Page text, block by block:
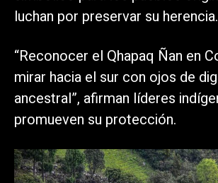
luchan por preservar su herencia.
“Reconocer el Qhapaq Ñan en
mirar hacia el sur con ojos de
ancestral”, afirman líderes
promueven su protección.